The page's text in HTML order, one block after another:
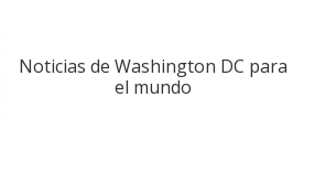
Noticias de Washington DC para
el mundo